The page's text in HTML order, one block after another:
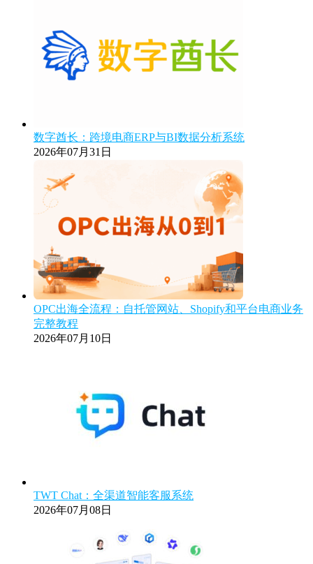
数字酋长：跨境电商ERP与BI数据分析系统
2026年07月31日
OPC出海全流程：自托管网站、Shopify和平台电商业务
完整教程
2026年07月10日
TWT Chat：全渠道智能客服系统
2026年07月08日